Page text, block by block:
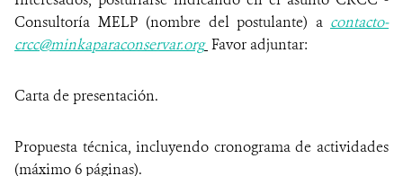
Consultoría MELP (nombre del postulante) a contacto-
crcc@minkaparaconservar.org Favor adjuntar:
Carta de presentación.
Propuesta técnica, incluyendo cronograma de actividades
(máximo 6 páginas).